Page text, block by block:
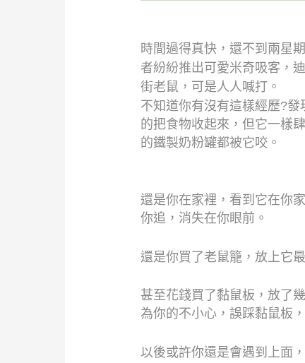
時間過得真快，還不到兩星
者紛紛推出可愛米奇吸客，
街老鼠，可是人人喊打。
不知道你有沒有這樣經歷?發
的把食物收起來，但它一樣
的鐵製奶粉罐都被它咬。
還是你在家裡，看到它在你
你追，消失在你眼前。
還是你買了老鼠籠，放上它
甚至花錢買了黏鼠板，放了
為你的不小心，誤踩黏鼠板
以後或許你還是會遇到上面